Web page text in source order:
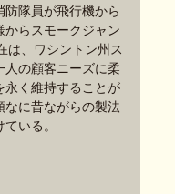
隊員が飛行機から
からスモークジャン
は、ワシントン州ス
人の顧客ニーズに柔
永く維持することが
なに昔ながらの製法
いる。